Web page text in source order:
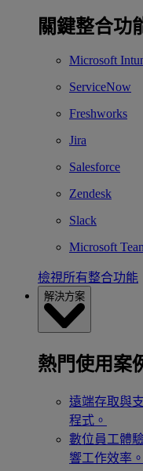
關鍵整合功
Microsoft
ServiceNow
Freshworks
Jira
Salesforce
Zendesk
Slack
Microsoft
檢視所有整合功能
解決方案
熱門使用案
遠端存取與
程式。
數位員工體
響工作效率。